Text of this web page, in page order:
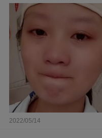
2022/05/14